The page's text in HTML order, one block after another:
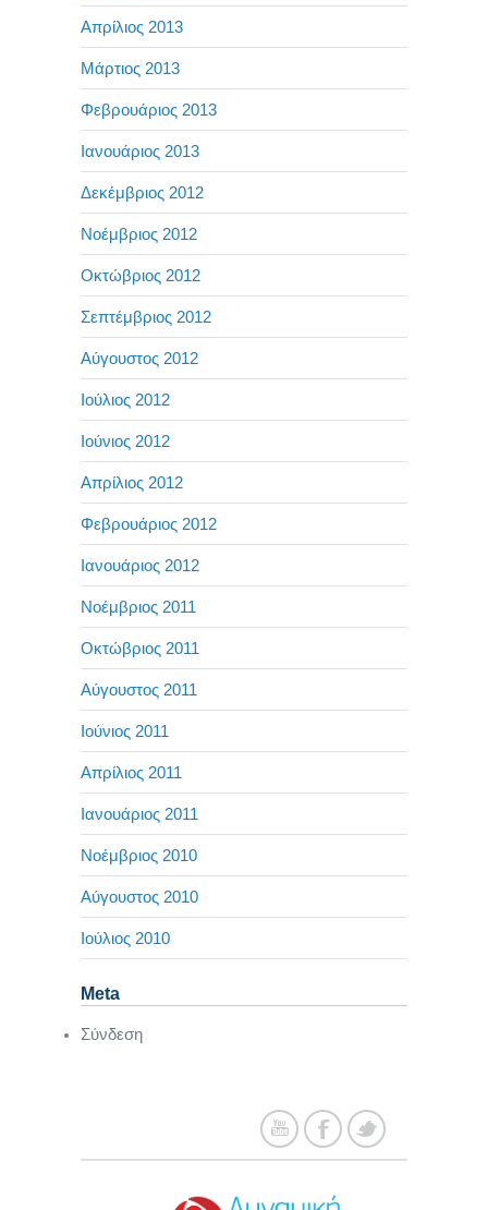
Απρίλιος 2013
Μάρτιος 2013
Φεβρουάριος 2013
Ιανουάριος 2013
Δεκέμβριος 2012
Νοέμβριος 2012
Οκτώβριος 2012
Σεπτέμβριος 2012
Αύγουστος 2012
Ιούλιος 2012
Ιούνιος 2012
Απρίλιος 2012
Φεβρουάριος 2012
Ιανουάριος 2012
Νοέμβριος 2011
Οκτώβριος 2011
Αύγουστος 2011
Ιούνιος 2011
Απρίλιος 2011
Ιανουάριος 2011
Νοέμβριος 2010
Αύγουστος 2010
Ιούλιος 2010
Meta
Σύνδεση